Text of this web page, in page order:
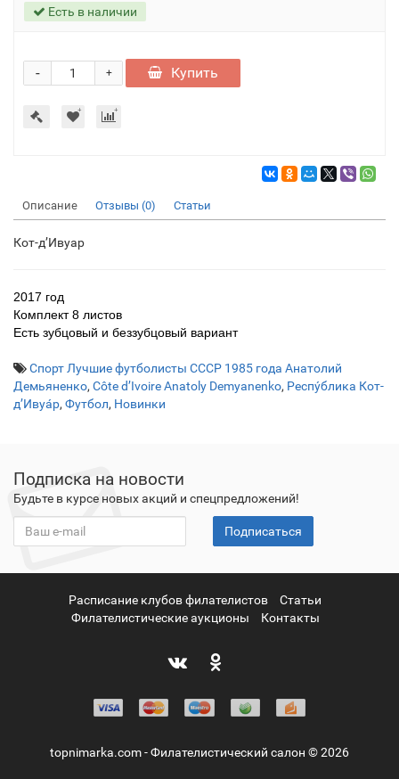
Есть в наличии
+
- Купить
Описание Отзывы (0) Статьи
Кот-д’Ивуар
2017 год
Комплект 8 листов
Есть зубцовый и беззубцовый вариант
Спорт Лучшие футболисты СССР 1985 года Анатолий
Демьяненко, Côte d’Ivoire Anatoly Demyanenko, Респу́блика Кот-
д’Ивуа́р, Футбол, Новинки
Подписка на новости
Будьте в курсе новых акций и спецпредложений!
Подписаться
Расписание клубов филателистов
Статьи
Филателистические аукционы
Контакты
topnimarka.com - Филателистический салон © 2026